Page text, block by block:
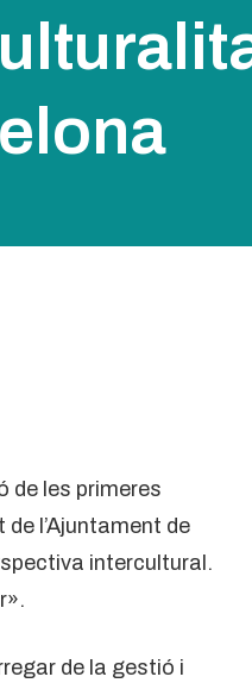
de les primeres
l’Ajuntament de
intercultural.
de la gestió i